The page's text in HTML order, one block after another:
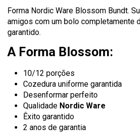
Forma Nordic Ware Blossom Bundt.
amigos com um bolo completamente
garantido.
A Forma Blossom:
10/12 porções
Cozedura uniforme garantida
Desenformar perfeito
Qualidade Nordic Ware
Êxito garantido
2 anos de garantia